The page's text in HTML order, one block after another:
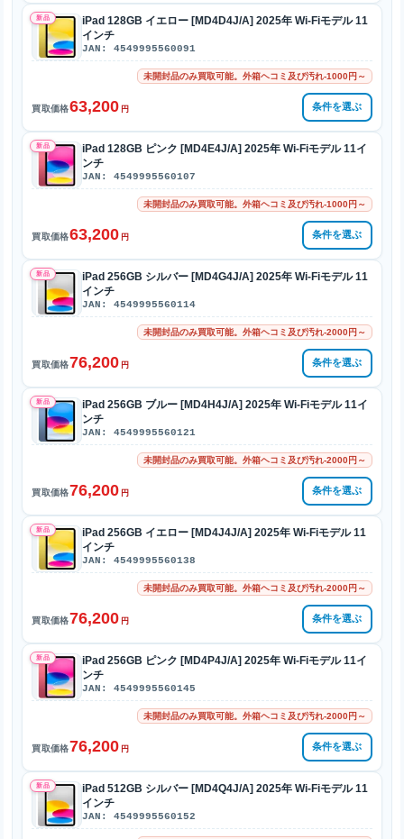
新品
iPad 128GB イエロー [MD4D4J/A] 2025年 Wi-Fiモデル 11
インチ
JAN: 4549995560091
未開封品のみ買取可能。外箱ヘコミ及び汚れ-1000円～
買取価格63,200 円 条件を選ぶ
新品
iPad 128GB ピンク [MD4E4J/A] 2025年 Wi-Fiモデル 11イ
ンチ
JAN: 4549995560107
未開封品のみ買取可能。外箱ヘコミ及び汚れ-1000円～
買取価格63,200 円 条件を選ぶ
新品
iPad 256GB シルバー [MD4G4J/A] 2025年 Wi-Fiモデル 11
インチ
JAN: 4549995560114
未開封品のみ買取可能。外箱ヘコミ及び汚れ-2000円～
買取価格76,200 円 条件を選ぶ
新品
iPad 256GB ブルー [MD4H4J/A] 2025年 Wi-Fiモデル 11イ
ンチ
JAN: 4549995560121
未開封品のみ買取可能。外箱ヘコミ及び汚れ-2000円～
買取価格76,200 円 条件を選ぶ
新品
iPad 256GB イエロー [MD4J4J/A] 2025年 Wi-Fiモデル 11
インチ
JAN: 4549995560138
未開封品のみ買取可能。外箱ヘコミ及び汚れ-2000円～
買取価格76,200 円 条件を選ぶ
新品
iPad 256GB ピンク [MD4P4J/A] 2025年 Wi-Fiモデル 11イ
ンチ
JAN: 4549995560145
未開封品のみ買取可能。外箱ヘコミ及び汚れ-2000円～
買取価格76,200 円 条件を選ぶ
新品
iPad 512GB シルバー [MD4Q4J/A] 2025年 Wi-Fiモデル 11
インチ
JAN: 4549995560152